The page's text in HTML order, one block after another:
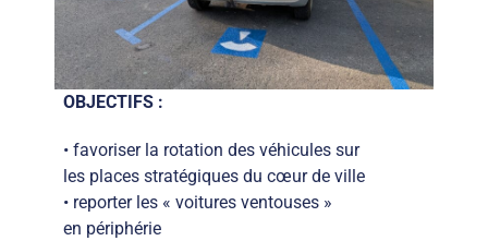
OBJECTIFS :
• favoriser la rotation des véhicules sur
les places stratégiques du cœur de ville
• reporter les « voitures ventouses »
en périphérie